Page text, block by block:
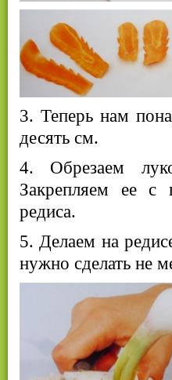
3. Теперь нам
десять см.
4. Обрезаем
Закрепляем ее
редиса.
5. Делаем на
нужно сделать не